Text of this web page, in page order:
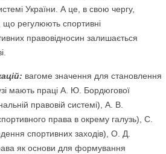
України. А це, в свою чергу,
регулюють спортивні
правовідносин залишається
вагоме значення для становлення
мають праці А. Ю. Бордюгової
правовій системі), А. В.
права в окрему галузь), С.
спортивних заходів), О. Д.
як основи для формування